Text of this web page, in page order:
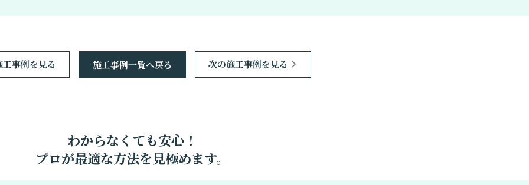
事例を見る 施工事例一覧へ戻る 次の施工事例を見る
わからなくても安心！
プロが最適な方法を見極めます。